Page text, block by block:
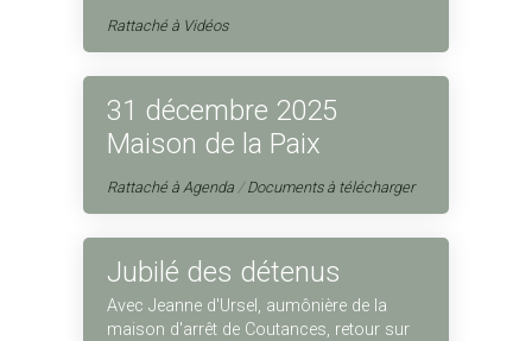
Rattaché à Vidéos
31 décembre 2025
Maison de la Paix
Rattaché à Agenda /Documents à télécharger
Jubilé des détenus
Avec Jeanne d'Ursel, aumônière de la
maison d'arrêt de Coutances, retour sur